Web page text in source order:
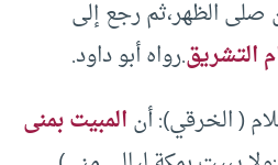
الظهر،ثم رجع إلى
التشريق.رواه أبو داود.
( الخرقي): أنالمبيت بمنى